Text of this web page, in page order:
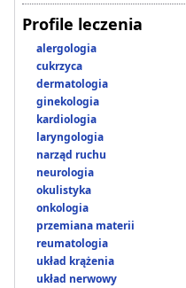
Profile leczenia
alergologia
cukrzyca
dermatologia
ginekologia
kardiologia
laryngologia
narząd ruchu
neurologia
okulistyka
onkologia
przemiana materii
reumatologia
układ krążenia
układ nerwowy